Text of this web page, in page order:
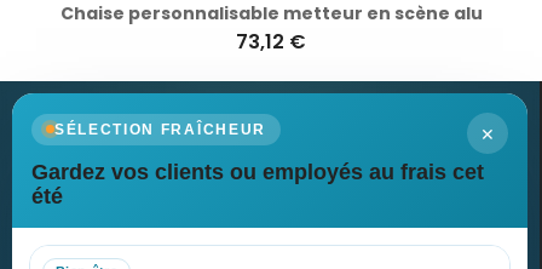
Chaise personnalisable metteur en scène alu
73,12 €
×
SÉLECTION FRAÎCHEUR
Gardez vos clients ou employés au frais cet
été
Newsletter
Recevez nos dernières nouvelles et nos offres spéciales